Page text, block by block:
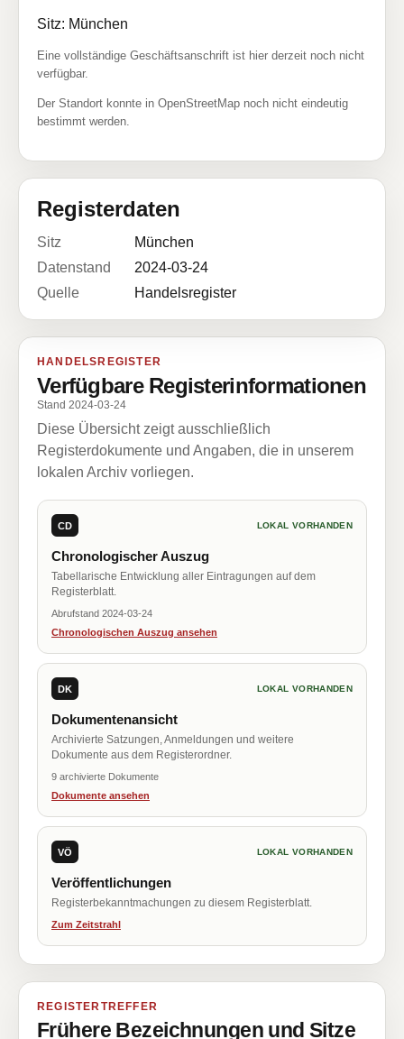
Sitz: München
Eine vollständige Geschäftsanschrift ist hier derzeit noch nicht
verfügbar.
Der Standort konnte in OpenStreetMap noch nicht eindeutig
bestimmt werden.
Registerdaten
Sitz
München
Datenstand
2024-03-24
Quelle
Handelsregister
HANDELSREGISTER
Verfügbare Registerinformationen
Stand 2024-03-24
Diese Übersicht zeigt ausschließlich
Registerdokumente und Angaben, die in unserem
lokalen Archiv vorliegen.
CD LOKAL VORHANDEN
Chronologischer Auszug
Tabellarische Entwicklung aller Eintragungen auf dem
Registerblatt.
Abrufstand 2024-03-24
Chronologischen Auszug ansehen
DK LOKAL VORHANDEN
Dokumentenansicht
Archivierte Satzungen, Anmeldungen und weitere
Dokumente aus dem Registerordner.
9 archivierte Dokumente
Dokumente ansehen
VÖ LOKAL VORHANDEN
Veröffentlichungen
Registerbekanntmachungen zu diesem Registerblatt.
Zum Zeitstrahl
REGISTERTREFFER
Frühere Bezeichnungen und Sitze